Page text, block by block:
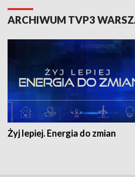
ARCHIWUM TVP3
Żyj lepiej. Energia do zmian